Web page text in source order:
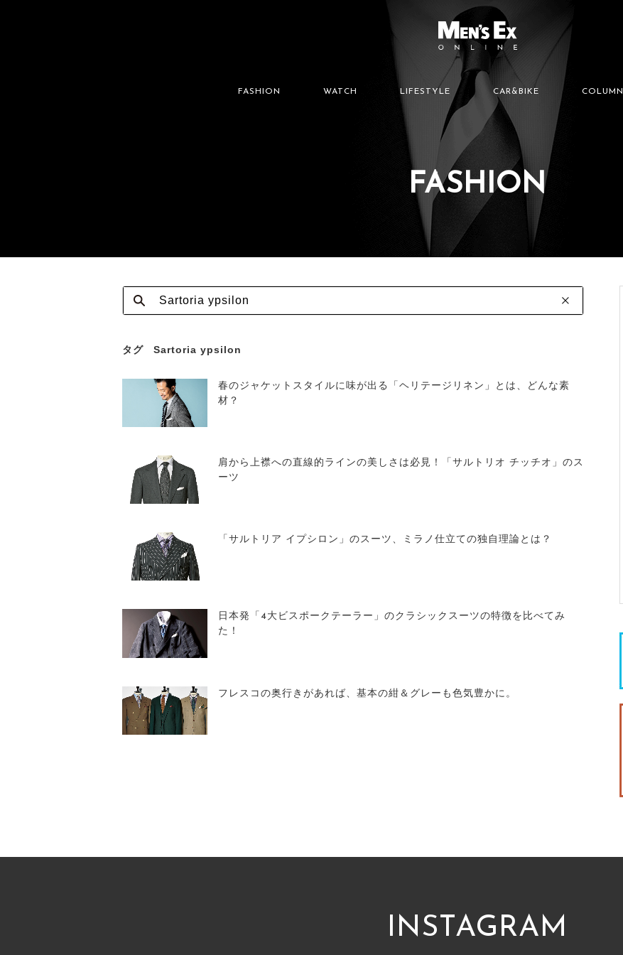
FASHION WATCH LIFESTYLE CAR&BIKE COLUMN
FASHION
タグ Sartoria ypsilon
春のジャケットスタイルに味が出る「ヘリテージリネン」とは、どんな素
材？
肩から上襟への直線的ラインの美しさは必見！「サルトリオ チッチオ」のス
ーツ
「サルトリア イプシロン」のスーツ、ミラノ仕立ての独自理論とは？
日本発「4大ビスポークテーラー」のクラシックスーツの特徴を比べてみ
た！
フレスコの奥行きがあれば、基本の紺＆グレーも色気豊かに。
INSTAGRAM